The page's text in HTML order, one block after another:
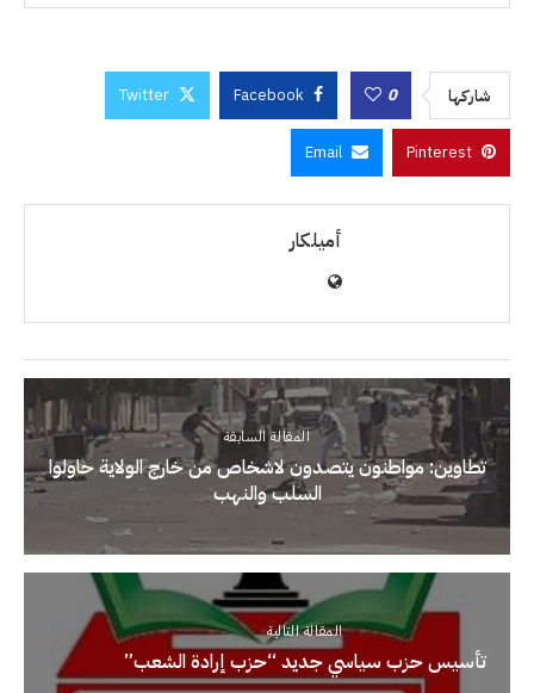
شاركها 0
Facebook
Twitter
Pinterest
Email
أميلكار
المقالة السابقة
تطاوين: مواطنون يتصدون لاشخاص من خارج الولاية حاولوا
السلب والنهب
المقالة التالية
تأسيس حزب سياسي جديد “حزب إرادة الشعب”